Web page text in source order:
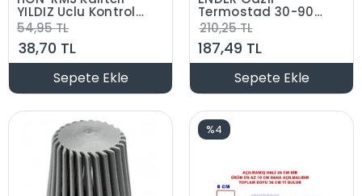
YILDIZ Uclu Kontrol
Kalemi
54,95 TL
38,70 TL
Sepete Ekle
Termostad 30-90
Derece 3 Çıkışlı 16A
(3 Kontaklı)
210,25 TL
187,49 TL
Sepete Ekle
%4